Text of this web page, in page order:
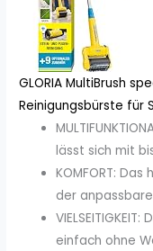
GLORIA MultiBrush
Reinigungsbürste für
lässt sich mit
KOMFORT:
der
einfach ohne